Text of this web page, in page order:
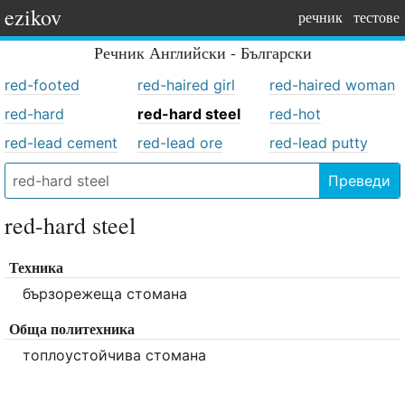
ezikov речник тестове
Речник Английски - Български
red-footed red-haired girl
red-haired woman
red-hard
red-hard steel
red-hot
red-lead cement
red-lead ore red-lead putty
Преведи
red-hard steel
Техника
бързорежеща стомана
Обща политехника
топлоустойчива стомана